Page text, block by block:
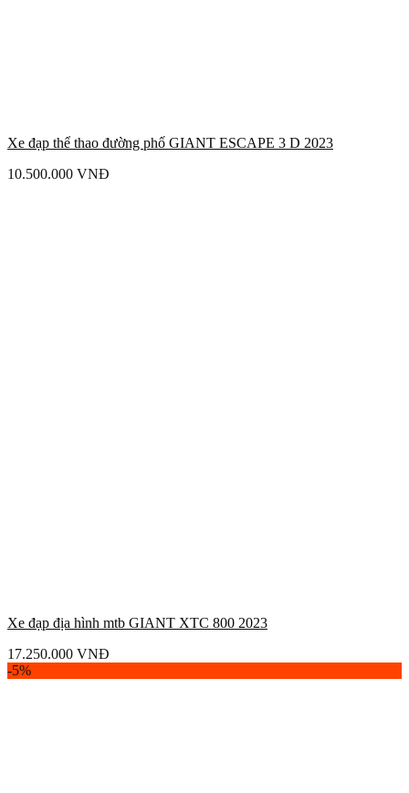
Xe đạp thể thao đường phố GIANT ESCAPE 3 D 2023
10.500.000 VNĐ
Xe đạp địa hình mtb GIANT XTC 800 2023
17.250.000 VNĐ
-5%